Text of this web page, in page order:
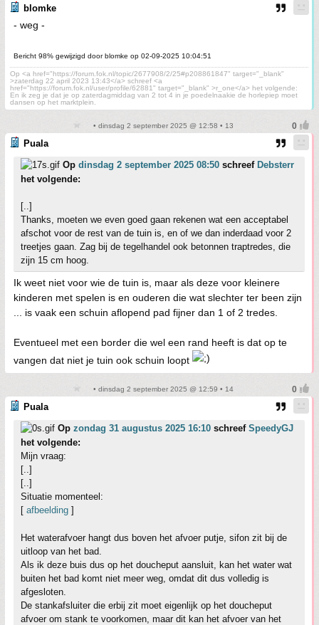
blomke
- weg -
Bericht 98% gewijzigd door blomke op 02-09-2025 10:04:51
Op <a href="https://forum.fok.nl/topic/2677908/2/25#p208861847" target="_blank"
>zaterdag 22 april 2023 13:43</a> schreef <a
href="https://forum.fok.nl/user/profile/62881" target="_blank" >r_one</a> het volgende:
En ik zeg je dat je op zaterdagmiddag van 2 tot 4 in je poedelnaakie de horlepiep moet
dansen op het marktplein.
• dinsdag 2 september 2025 @ 12:58 • 13
Puala
Op dinsdag 2 september 2025 08:50 schreef Debsterr
het volgende:
[..]
Thanks, moeten we even goed gaan rekenen wat een acceptabel
afschot voor de rest van de tuin is, en of we dan inderdaad voor 2
treetjes gaan. Zag bij de tegelhandel ook betonnen traptredes, die
zijn 15 cm hoog.
Ik weet niet voor wie de tuin is, maar als deze voor kleinere
kinderen met spelen is en ouderen die wat slechter ter been zijn
... is vaak een schuin aflopend pad fijner dan 1 of 2 tredes.
Eventueel met een border die wel een rand heeft is dat op te
vangen dat niet je tuin ook schuin loopt
• dinsdag 2 september 2025 @ 12:59 • 14
Puala
Op zondag 31 augustus 2025 16:10 schreef SpeedyGJ
het volgende:
Mijn vraag:
[..]
[..]
Situatie momenteel:
[ afbeelding ]
Het waterafvoer hangt dus boven het afvoer putje, sifon zit bij de
uitloop van het bad.
Als ik deze buis dus op het doucheput aansluit, kan het water wat
buiten het bad komt niet meer weg, omdat dit dus volledig is
afgesloten.
De stankafsluiter die erbij zit moet eigenlijk op het doucheput
afvoer om stank te voorkomen, maar dit kan het afvoer van het